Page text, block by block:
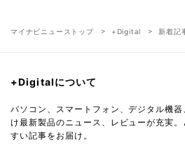
マイナビニューストップ +Digital 新着記
+Digitalについて
パソコン、スマートフォン、デジタル機
け最新製品のニュース、レビューが充実
すい記事をお届け。